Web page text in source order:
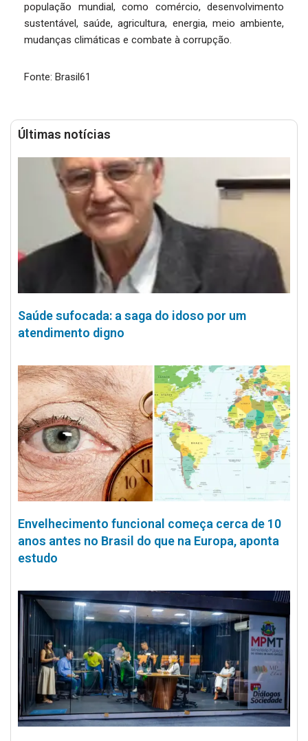
população mundial, como comércio, desenvolvimento
sustentável, saúde, agricultura, energia, meio ambiente,
mudanças climáticas e combate à corrupção.
Fonte: Brasil61
Últimas notícias
Saúde sufocada: a saga do idoso por um
atendimento digno
Envelhecimento funcional começa cerca de 10
anos antes no Brasil do que na Europa, aponta
estudo